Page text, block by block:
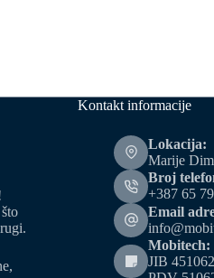
Kontakt informacije
Lokacija:
Marije
Broj
+387 65
Email
Mobitech:
JIB